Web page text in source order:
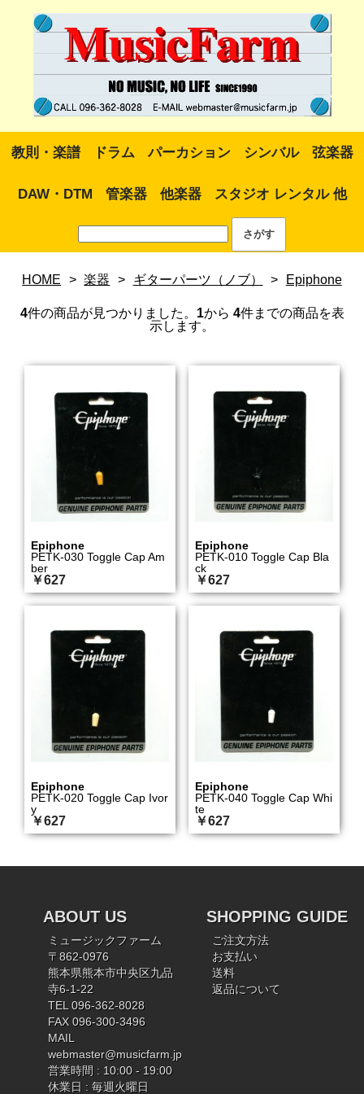
教則・楽譜 ドラム パーカション シンバル 弦楽器
DAW・DTM 管楽器 他楽器 スタジオ レンタル 他
HOME > 楽器 > ギターパーツ（ノブ） > Epiphone
4件の商品が見つかりました。 1から 4件までの商品を表
示します。
Epiphone
PETK-030 Toggle Cap Am
ber
￥627
Epiphone
PETK-010 Toggle Cap Bla
ck
￥627
Epiphone
PETK-020 Toggle Cap Ivor
y
￥627
Epiphone
PETK-040 Toggle Cap Whi
te
￥627
ABOUT US
ミュージックファーム
〒862-0976
熊本県熊本市中央区九品
寺6-1-22
TEL 096-362-8028
FAX 096-300-3496
MAIL
webmaster@musicfarm.jp
営業時間 : 10:00 - 19:00
休業日 : 毎週火曜日
SHOPPING GUIDE
ご注文方法
お支払い
送料
返品について